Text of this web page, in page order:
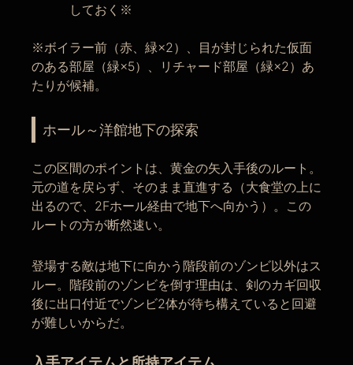
しておく※
※ボイラー前（赤、緑×2）、目が封じられた仮面
のある部屋（緑×5）、リチャード部屋（緑×2）あ
たりが候補。
ホール～洋館地下の探索
この区間のポイントは、黄金の矢入手後のルート。
元の道を戻らず、そのまま直進する（大食堂の上に
出るので、2Fホール経由で地下へ向かう）。この
ルートの方が断然速い。
登場する敵は地下に向かう階段前のゾンビ以外はス
ルー。階段前のゾンビを倒す理由は、剣のカギ回収
後に出口付近でゾンビ2体が待ち構えていると回避
が難しいからだ。